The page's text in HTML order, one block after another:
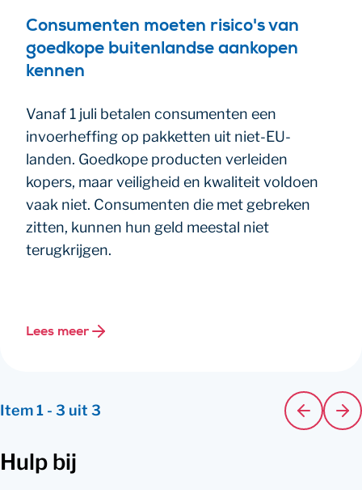
Consumenten moeten risico's van
goedkope buitenlandse aankopen
kennen
Vanaf 1 juli betalen consumenten een
invoerheffing op pakketten uit niet-EU-
landen. Goedkope producten verleiden
kopers, maar veiligheid en kwaliteit voldoen
vaak niet. Consumenten die met gebreken
zitten, kunnen hun geld meestal niet
terugkrijgen.
Lees meer
Item1 - 3 uit 3
Hulp bij